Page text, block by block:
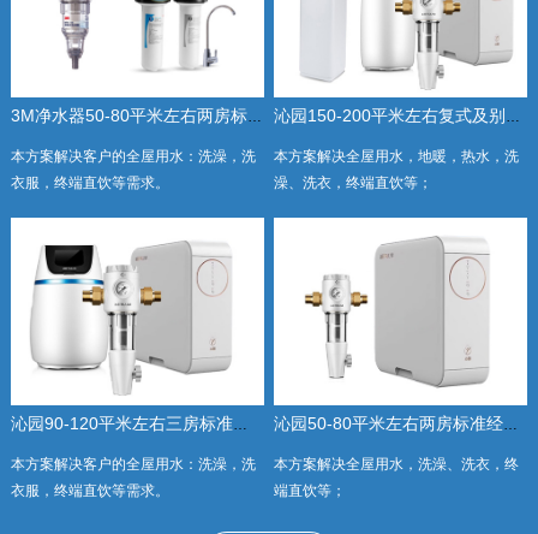
3M净水器50-80平米左右两房标准经济套餐
本方案解决客户的全屋用水：洗澡，洗
衣服，终端直饮等需求。
沁园150-200平米左右复式及别墅全屋豪华套餐
本方案解决全屋用水，地暖，热水，洗
澡、洗衣，终端直饮等；
沁园90-120平米左右三房标准套餐
本方案解决客户的全屋用水：洗澡，洗
衣服，终端直饮等需求。
沁园50-80平米左右两房标准经济套餐
本方案解决全屋用水，洗澡、洗衣，终
端直饮等；